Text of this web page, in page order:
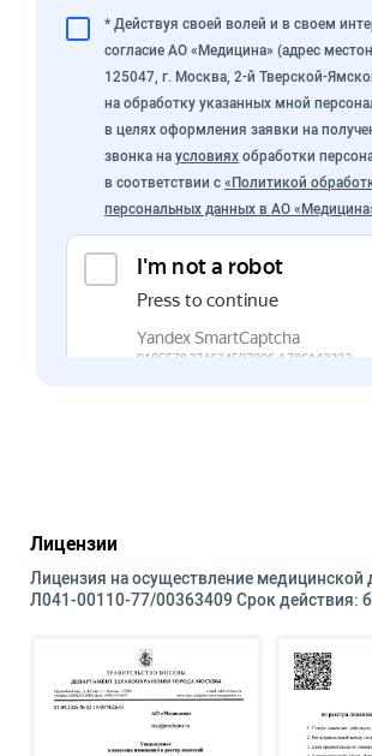
* Действуя своей волей и в своем
согласие АО «Медицина» (адрес
125047, г. Москва, 2-й Тверской-
на обработку указанных мной
в целях оформления заявки на
звонка на условиях обработки
в соответствии с «Политикой
персональных данных в АО
Лицензии
Лицензия на осуществление
Л041-00110-77/00363409 Срок действия: